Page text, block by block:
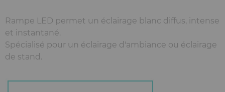
Rampe LED permet un éclairage blanc diffus, intense
et instantané.
Spécialisé pour un éclairage d'ambiance ou éclairage
de stand.